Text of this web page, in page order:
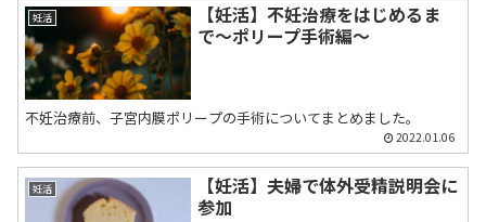
妊活
【妊活】不妊治療をはじめるま
で〜ポリープ手術編〜
不妊治療前、子宮内膜ポリープの手術についてまとめました。
2022.01.06
妊活
【妊活】夫婦で体外受精説明会に
参加